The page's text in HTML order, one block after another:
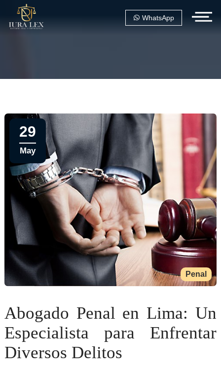
WhatsApp
Penal
29
May
Abogado Penal en Lima: Un
Especialista para Enfrentar
Diversos Delitos